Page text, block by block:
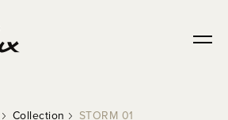
Collection STORM 01